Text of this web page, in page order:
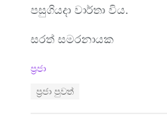
පසුගියදා වාර්තා විය.
සරත් සමරනායක
C
ප්‍රජා
ප්‍රජා පුවත්